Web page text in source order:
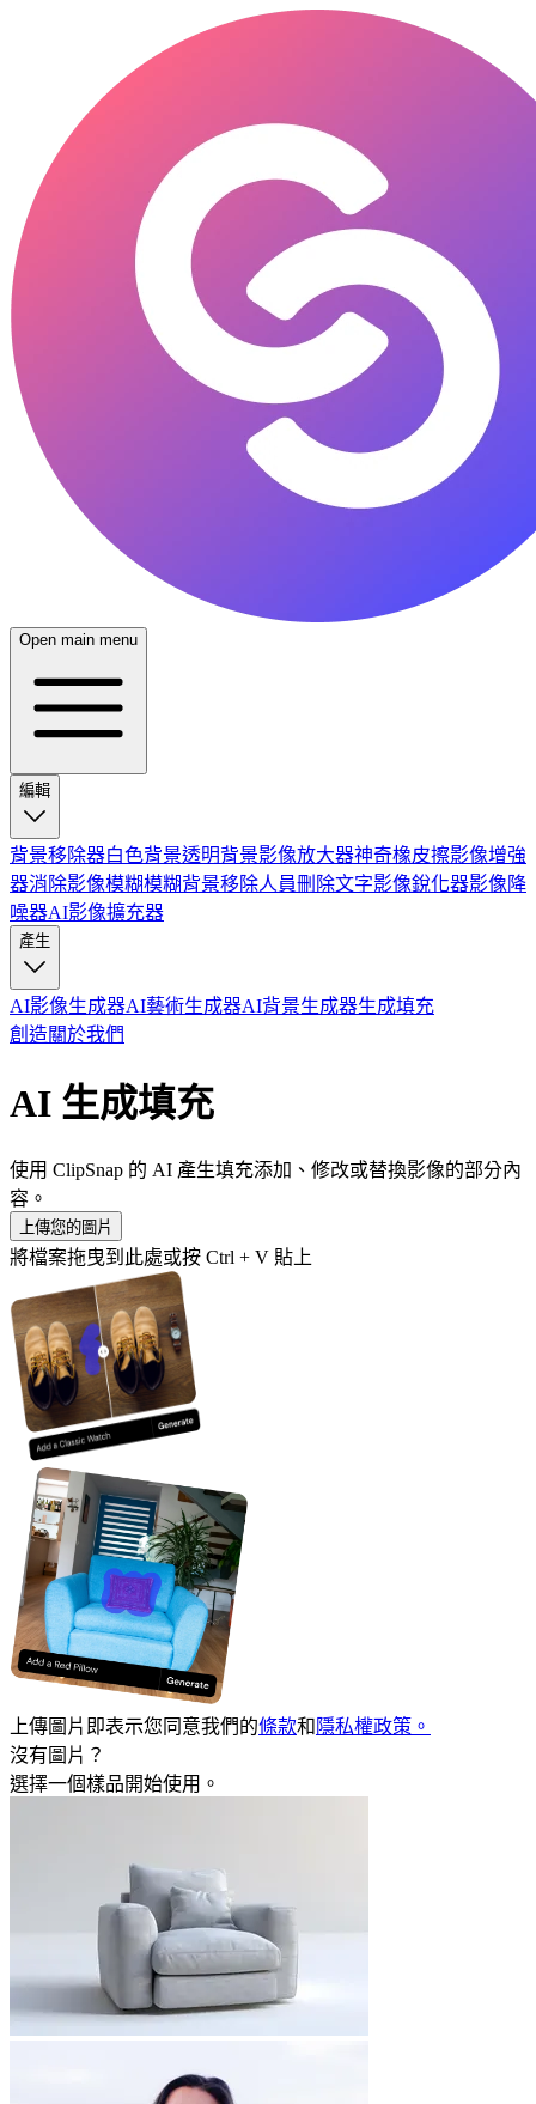
Open main menu
編輯
背景移除器白色背景透明背景影像放大器神奇橡皮擦影像增強
器消除影像模糊模糊背景移除人員刪除文字影像銳化器影像降
噪器AI影像擴充器
產生
AI影像生成器AI藝術生成器AI背景生成器生成填充
創造關於我們
AI 生成填充
使用 ClipSnap 的 AI 產生填充添加、修改或替換影像的部分內
容。
上傳您的圖片
將檔案拖曳到此處或按 Ctrl + V 貼上
上傳圖片即表示您同意我們的條款和 隱私權政策。
沒有圖片？
選擇一個樣品開始使用。